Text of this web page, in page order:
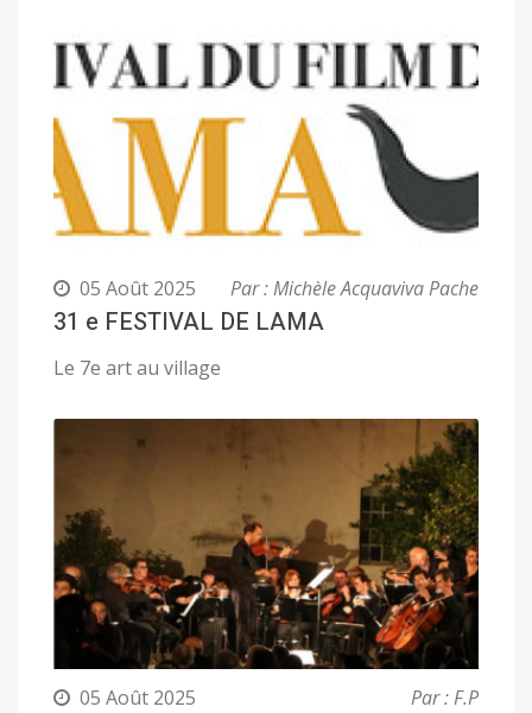
05 Août 2025 Par : Michèle Acquaviva Pache
31 e FESTIVAL DE LAMA
Le 7e art au village
05 Août 2025 Par : F.P